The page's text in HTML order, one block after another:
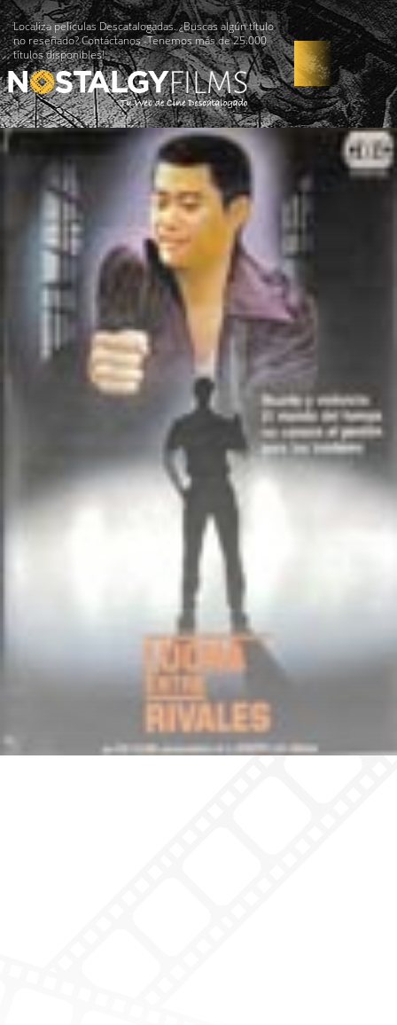
Localiza películas Descatalogadas. ¿Buscas algún título
no reseñado? Contáctanos -Tenemos más de 25.000
títulos disponibles!